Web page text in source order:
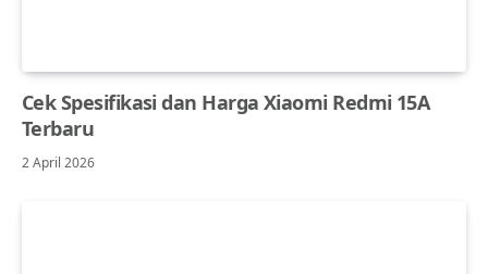
Cek Spesifikasi dan Harga Xiaomi Redmi 15A
Terbaru
2 April 2026